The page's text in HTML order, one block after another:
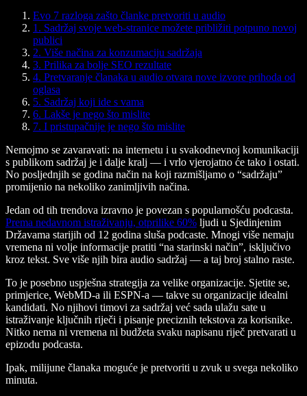
Evo 7 razloga zašto članke pretvoriti u audio
1. Sadržaj svoje web-stranice možete približiti potpuno novoj
publici
2. Više načina za konzumaciju sadržaja
3. Prilika za bolje SEO rezultate
4. Pretvaranje članaka u audio otvara nove izvore prihoda od
oglasa
5. Sadržaj koji ide s vama
6. Lakše je nego što mislite
7. I pristupačnije je nego što mislite
Nemojmo se zavaravati: na internetu i u svakodnevnoj komunikaciji
s publikom sadržaj je i dalje kralj — i vrlo vjerojatno će tako i ostati.
No posljednjih se godina način na koji razmišljamo o “sadržaju”
promijenio na nekoliko zanimljivih načina.
Jedan od tih trendova izravno je povezan s popularnošću podcasta.
Prema nedavnom istraživanju, otprilike 60% ljudi u Sjedinjenim
Državama starijih od 12 godina sluša podcaste. Mnogi više nemaju
vremena ni volje informacije pratiti “na starinski način”, isključivo
kroz tekst. Sve više njih bira audio sadržaj — a taj broj stalno raste.
To je posebno uspješna strategija za velike organizacije. Sjetite se,
primjerice, WebMD-a ili ESPN-a — takve su organizacije idealni
kandidati. No njihovi timovi za sadržaj već sada ulažu sate u
istraživanje ključnih riječi i pisanje preciznih tekstova za korisnike.
Nitko nema ni vremena ni budžeta svaku napisanu riječ pretvarati u
epizodu podcasta.
Ipak, milijune članaka moguće je pretvoriti u zvuk u svega nekoliko
minuta.